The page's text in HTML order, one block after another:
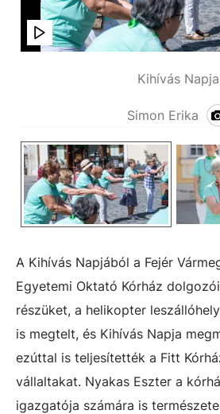
Kihívás Napja
Simon Erika
A Kihívás Napjából a Fejér
Egyetemi Oktató Kórház
részüket, a helikopter
is megtelt, és Kihívás Napja
ezúttal is teljesítették a Fitt
vállaltakat. Nyakas Eszter a
igazgatója számára is